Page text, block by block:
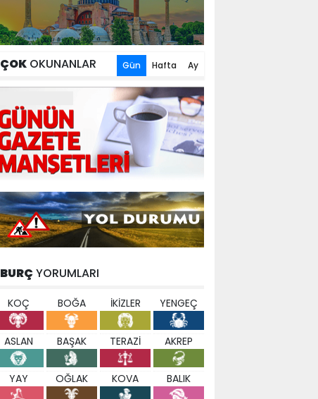
ÇOK OKUNANLAR Gün Hafta Ay
BURÇ YORUMLARI
KOÇ BOĞA İKİZLER YENGEÇ
ASLAN BAŞAK TERAZİ AKREP
YAY OĞLAK KOVA BALIK